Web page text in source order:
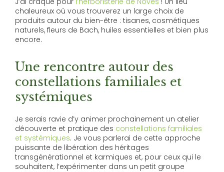
chaleureux où vous trouverez un large choix de
produits autour du bien-être : tisanes, cosmétiques
naturels, fleurs de Bach, huiles essentielles et bien plus
encore.
Une rencontre autour des
constellations familiales et
systémiques
Je serais ravie d’y animer prochainement un atelier
découverte et pratique des constellations familiales
et systémiques. Je vous parlerai de cette approche
puissante de libération des héritages
transgénérationnel et karmiques et, pour ceux qui le
souhaitent, l’expérimenter dans un petit groupe